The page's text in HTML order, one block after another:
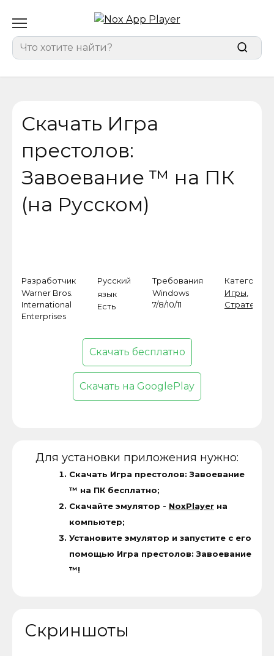
содержанию
for:
Скачать Игра
престолов:
Завоевание ™ на ПК
(на Русском)
Разработчик
Warner Bros.
International
Enterprises
Русский
язык
Есть
Требования
Windows
7/8/10/11
Категория
Игры
Стратегии
Скачать бесплатно
Скачать на GooglePlay
Для установки приложения нужно:
Скачать Игра престолов: Завоевание
™ на ПК бесплатно;
Скачайте эмулятор - NoxPlayerна
компьютер;
Установите эмулятор и запустите с его
помощью Игра престолов: Завоевание
™!
Скриншоты